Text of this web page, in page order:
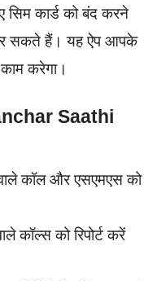
सिम कार्ड को बंद करने
सकते हैं। यह ऐप आपके
करेगा।
Saathi
कॉल और एसएमएस को
कॉल्स को रिपोर्ट करें